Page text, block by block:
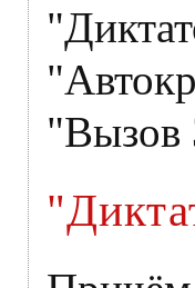
"Вызов